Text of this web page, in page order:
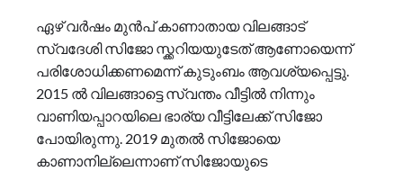
ഏഴ് വർഷം മുൻപ് കാണാതായ വിലങ്ങാട്
സ്വദേശി സിജോ സ്ക്കറിയയുടേത് ആണോയെന്ന്
പരിശോധിക്കണമെന്ന് കുടുംബം ആവശ്യപ്പെട്ടു.
2015 ല്‍ വിലങ്ങാട്ടെ സ്വന്തം വീട്ടില്‍ നിന്നും
വാണിയപ്പാറയിലെ ഭാര്യ വീട്ടിലേക്ക് സിജോ
പോയിരുന്നു. 2019 മുതല്‍ സിജോയെ
കാണാനില്ലെന്നാണ് സിജോയുടെ